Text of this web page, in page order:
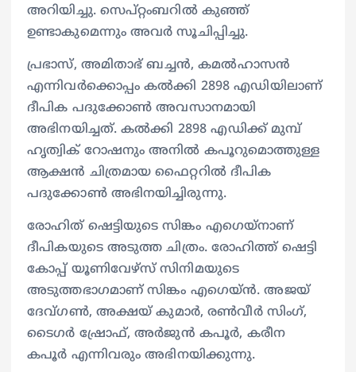
അറിയിച്ചു. സെപ്റ്റംബറിൽ കുഞ്ഞ്
ഉണ്ടാകുമെന്നും അവർ സൂചിപ്പിച്ചു.
പ്രഭാസ്, അമിതാഭ് ബച്ചൻ, കമൽഹാസൻ
എന്നിവർക്കൊപ്പം കൽക്കി 2898 എ‍ഡിയിലാണ്
ദീപിക പദുക്കോൺ അവസാനമായി
അഭിനയിച്ചത്. കൽക്കി 2898 എഡിക്ക് മുമ്പ്
ഹൃത്വിക് റോഷനും അനിൽ കപൂറുമൊത്തുള്ള
ആക്ഷൻ ചിത്രമായ ഫൈറ്ററിൽ ദീപിക
പദുക്കോൺ അഭിനയിച്ചിരുന്നു.
രോഹിത് ഷെട്ടിയുടെ സിങ്കം എഗെയ്‌നാണ്
ദീപികയുടെ അടുത്ത ചിത്രം. രോഹിത്ത് ഷെട്ടി
കോപ്പ് യൂണിവേഴ്സ് സിനിമയുടെ
അടുത്തഭാഗമാണ് സിങ്കം എഗെയ്ൻ. അജയ്
ദേവ്ഗൺ, അക്ഷയ് കുമാർ, രൺവീർ സിംഗ്,
ടൈഗർ ഷ്രോഫ്, അർജുൻ കപൂർ, കരീന
കപൂർ എന്നിവരും അഭിനയിക്കുന്നു.